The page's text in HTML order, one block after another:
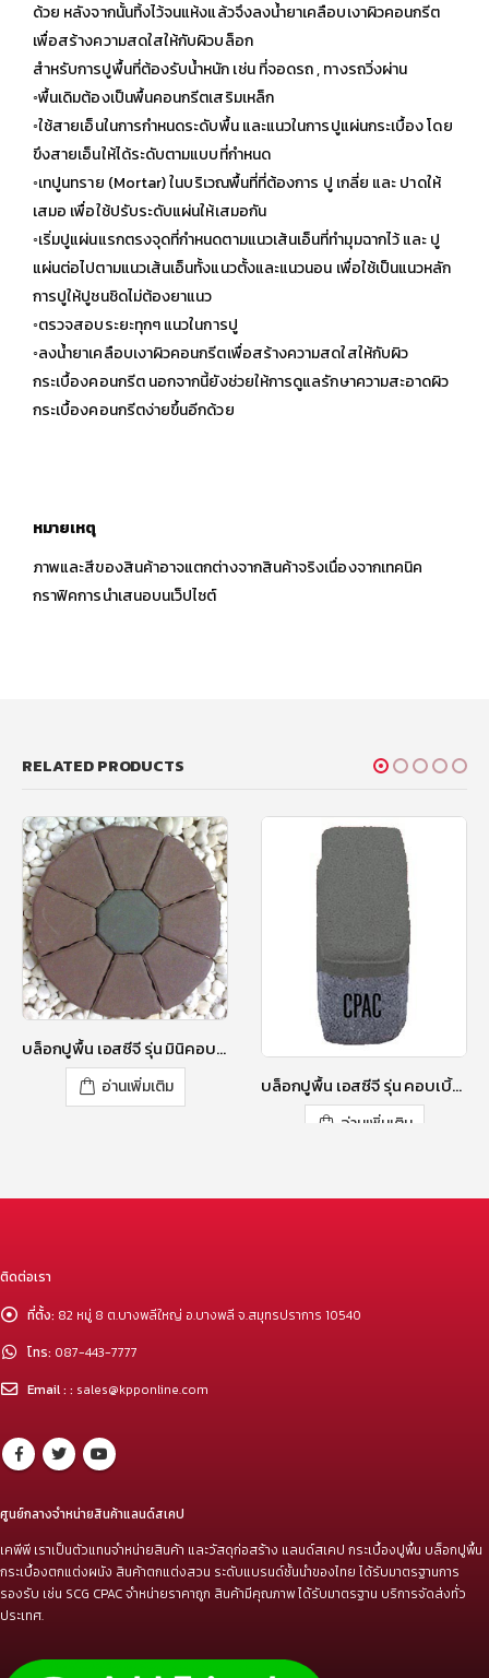
ด้วย หลังจากนั้นทิ้งไว้จนแห้งแล้วจึงลงน้ำยาเคลือบเงาผิวคอนกรีต
เพื่อสร้างความสดใสให้กับผิวบล็อก
สำหรับการปูพื้นที่ต้องรับน้ำหนัก เช่น ที่จอดรถ , ทางรถวิ่งผ่าน
◦พื้นเดิมต้องเป็นพื้นคอนกรีตเสริมเหล็ก
◦ใช้สายเอ็นในการกำหนดระดับพื้น และแนวในการปูแผ่นกระเบื้อง โดย
ขึงสายเอ็นให้ได้ระดับตามแบบที่กำหนด
◦เทปูนทราย (Mortar) ในบริเวณพื้นที่ที่ต้องการ ปู เกลี่ย และ ปาดให้
เสมอ เพื่อใช้ปรับระดับแผ่นให้เสมอกัน
◦เริ่มปูแผ่นแรกตรงจุดที่กำหนดตามแนวเส้นเอ็นที่ทำมุมฉากไว้ และ ปู
แผ่นต่อไปตามแนวเส้นเอ็นทั้งแนวตั้งและแนวนอน เพื่อใช้เป็นแนวหลัก
การปูให้ปูชนชิดไม่ต้องยาแนว
◦ตรวจสอบระยะทุกๆ แนวในการปู
◦ลงน้ำยาเคลือบเงาผิวคอนกรีตเพื่อสร้างความสดใสให้กับผิว
กระเบื้องคอนกรีต นอกจากนี้ยังช่วยให้การดูแลรักษาความสะอาดผิว
กระเบื้องคอนกรีตง่ายขึ้นอีกด้วย
หมายเหตุ
ภาพและสีของสินค้าอาจแตกต่างจากสินค้าจริงเนื่องจากเทคนิค
กราฟิคการนำเสนอบนเว็ปไซต์
RELATED PRODUCTS
บล็อกปูพื้น เอสซีจี รุ่น มินิคอบเบิ้ล สีลิลลี่ เพอร์เพิล 6 ซ.ม.
อ่านเพิ่มเติม บล็อกปูพื้น เอสซีจี รุ่น คอบเบิ้ลสโตน RT-1 ขนาด 11.8 X 5.8 X 6 ซม. สีมอส เกรย์
อ่านเพิ่มเติม
ติดต่อเรา
ที่ตั้ง: 82 หมู่ 8 ต.บางพลีใหญ่ อ.บางพลี จ.สมุทรปราการ 10540
โทร: 087-443-7777
Email : : sales@kpponline.com
ศูนย์กลางจำหน่ายสินค้าแลนด์สเคป
เคพีพี เราเป็นตัวแทนจำหน่ายสินค้า และวัสดุก่อสร้าง แลนด์สเคป กระเบื้องปูพื้น บล็อกปูพื้น
กระเบื้องตกแต่งผนัง สินค้าตกแต่งสวน ระดับแบรนด์ชั้นนำของไทย ได้รับมาตรฐานการ
รองรับ เช่น SCG CPAC จำหน่ายราคาถูก สินค้ามีคุณภาพ ได้รับมาตรฐาน บริการจัดส่งทั่ว
ประเทศ.